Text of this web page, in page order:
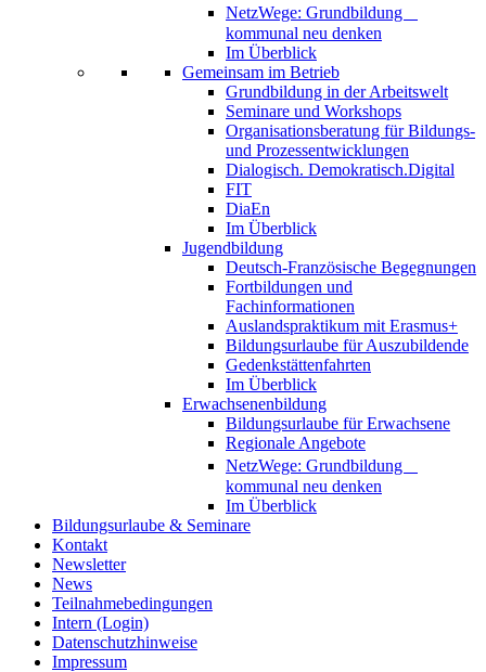
NetzWege: Grundbildung
kommunal neu denken
Im Überblick
Gemeinsam im Betrieb
Grundbildung in der Arbeitswelt
Seminare und Workshops
Organisationsberatung für Bildungs-
und Prozessentwicklungen
Dialogisch. Demokratisch.Digital
FIT
DiaEn
Im Überblick
Jugendbildung
Deutsch-Französische Begegnungen
Fortbildungen und
Fachinformationen
Auslandspraktikum mit Erasmus+
Bildungsurlaube für Auszubildende
Gedenkstättenfahrten
Im Überblick
Erwachsenenbildung
Bildungsurlaube für Erwachsene
Regionale Angebote
NetzWege: Grundbildung
kommunal neu denken
Im Überblick
Bildungsurlaube & Seminare
Kontakt
Newsletter
News
Teilnahmebedingungen
Intern (Login)
Datenschutzhinweise
Impressum